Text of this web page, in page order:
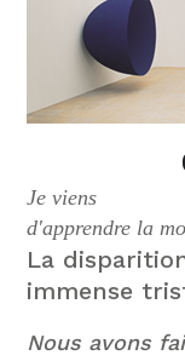
Je viens
d'apprendre la
La
immense
Nous avons